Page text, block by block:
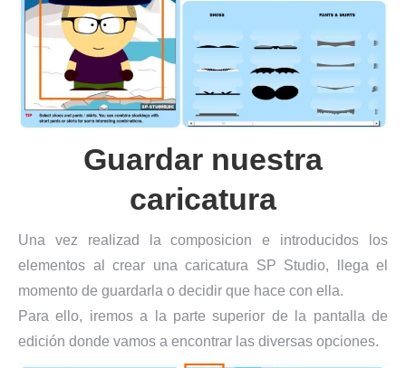
Guardar nuestra
caricatura
Una vez realizad la composicion e introducidos los
elementos al crear una caricatura SP Studio, llega el
momento de guardarla o decidir que hace con ella.
Para ello, iremos a la parte superior de la pantalla de
edición donde vamos a encontrar las diversas opciones.